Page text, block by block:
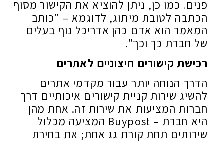
פנים. כמו כן, ניתן להוציא את הקישור מסוף
הכתבה לטובת מיתוג, לדוגמא – "כותב
המאמר הוא אדם כהן אדריכל נוף בעלים
של חברת כך וכך".
רכישת קישורים חיצוניים לאתרים
הדרך הנוחה יותר עבור מקדמי אתרים
להשיג שירות קניית קישורים איכותיים דרך
חברות המציעות את שירות זה. אחת מהן
היא חברת – Buypost המציעה מכלול
שירותים תחת קורת גג אחת; את בחירת